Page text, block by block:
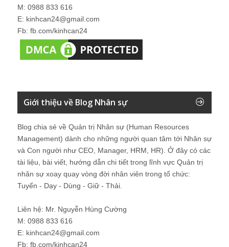
M: 0988 833 616
E: kinhcan24@gmail.com
Fb: fb.com/kinhcan24
Giới thiệu về Blog Nhân sự
Blog chia sẻ về Quản trị Nhân sự (Human Resources
Management) dành cho những người quan tâm tới Nhân sự
và Con người như CEO, Manager, HRM, HR). Ở đây có các
tài liệu, bài viết, hướng dẫn chi tiết trong lĩnh vực Quản trị
nhân sự xoay quay vòng đời nhân viên trong tổ chức:
Tuyển - Dạy - Dùng - Giữ - Thải.
Liên hệ: Mr. Nguyễn Hùng Cường
M: 0988 833 616
E: kinhcan24@gmail.com
Fb: fb.com/kinhcan24